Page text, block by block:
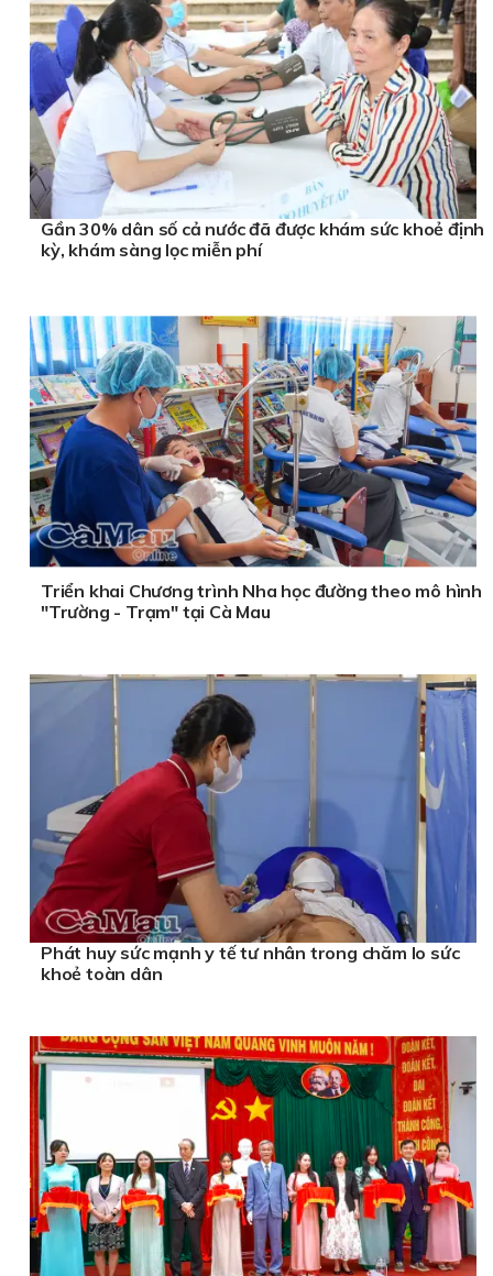
Gần 30% dân số cả nước đã được khám sức khoẻ định
kỳ, khám sàng lọc miễn phí
Triển khai Chương trình Nha học đường theo mô hình
"Trường - Trạm" tại Cà Mau
Phát huy sức mạnh y tế tư nhân trong chăm lo sức
khoẻ toàn dân